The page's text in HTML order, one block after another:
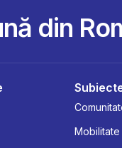
din
Mobilitate